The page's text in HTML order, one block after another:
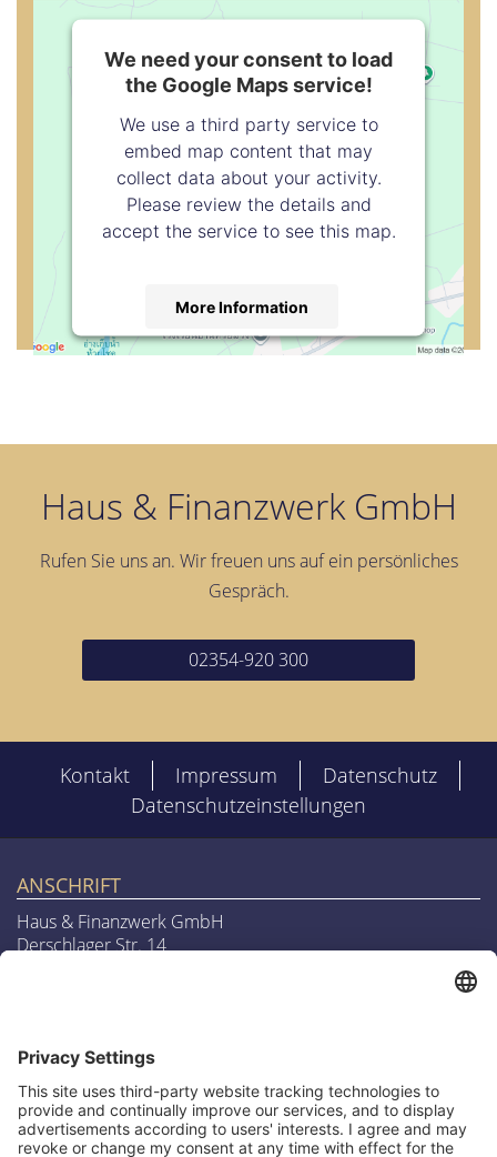
We need your consent to load
the Google Maps service!
We use a third party service to
embed map content that may
collect data about your activity.
Please review the details and
accept the service to see this map.
More Information
Haus & Finanzwerk GmbH
Rufen Sie uns an. Wir freuen uns auf ein persönliches
Gespräch.
02354-920 300
Kontakt Impressum
Datenschutz
Datenschutzeinstellungen
ANSCHRIFT
Haus & Finanzwerk GmbH
Derschlager Str. 14
LAGE & ROUTENPLANUNG
Routenplanung zu uns
Informationen über Immobilien und
Finanzierungen
Melden Sie sich heute kostenlos an und werden Sie
als erster über neue Updates informiert.